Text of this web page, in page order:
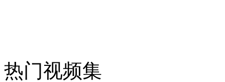
热门视频集